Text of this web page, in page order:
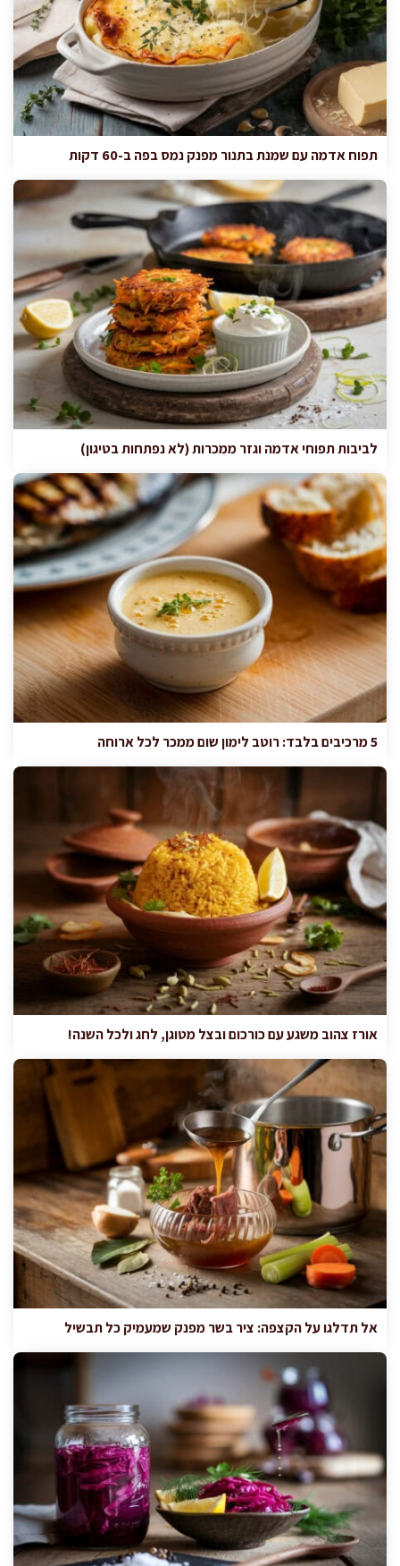
תפוח אדמה עם שמנת בתנור מפנק נמס בפה ב-60 דקות
לביבות תפוחי אדמה וגזר ממכרות (לא נפתחות בטיגון)
5 מרכיבים בלבד: רוטב לימון שום ממכר לכל ארוחה
אורז צהוב משגע עם כורכום ובצל מטוגן, לחג ולכל השנה!
אל תדלגו על הקצפה: ציר בשר מפנק שמעמיק כל תבשיל